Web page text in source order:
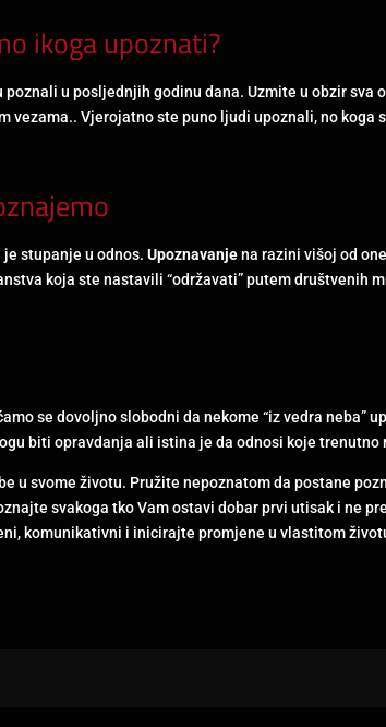
ikoga upoznati?
u posljednjih godinu dana. Uzmite u obzir sva
vezama.. Vjerojatno ste puno ljudi upoznali, no
stupanje u odnos. Upoznavanjena razini višoj od
koja ste nastavili “održavati” putem društvenih
se dovoljno slobodni da nekome “iz vedra
biti opravdanja ali istina je da odnosi koje
u svome životu. Pružite nepoznatom da postane
svakoga tko Vam ostavi dobar prvi utisak i ne
komunikativni i inicirajte promjene u vlastitom